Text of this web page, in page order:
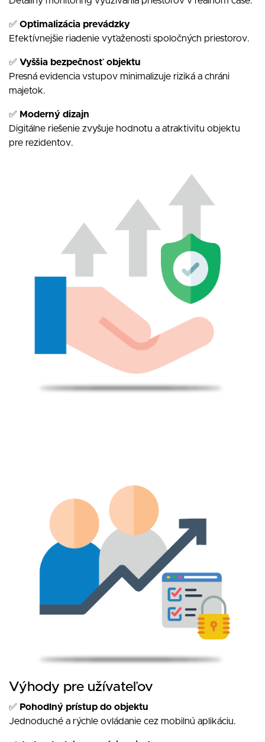
✅ Optimalizácia prevádzky
Efektívnejšie riadenie vyťaženosti spoločných priestorov.
✅ Vyššia bezpečnosť objektu
Presná evidencia vstupov minimalizuje riziká a chráni
majetok.
✅ Moderný dizajn
Digitálne riešenie zvyšuje hodnotu a atraktivitu objektu
pre rezidentov.
Výhody pre užívateľov
✅ Pohodlný prístup do objektu
Jednoduché a rýchle ovládanie cez mobilnú aplikáciu.